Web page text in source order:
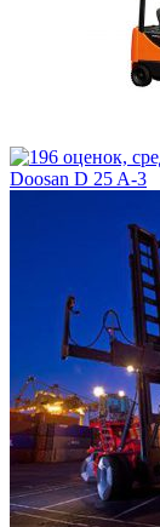
Doosan D 25 A-3